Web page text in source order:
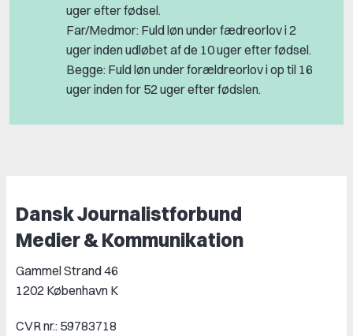
uger efter fødsel.
Far/Medmor: Fuld løn under fædreorlov i 2
uger inden udløbet af de 10 uger efter fødsel.
Begge: Fuld løn under forældreorlov i op til 16
uger inden for 52 uger efter fødslen.
Dansk Journalistforbund
Medier & Kommunikation
Gammel Strand 46
1202 København K
CVR nr.: 59783718